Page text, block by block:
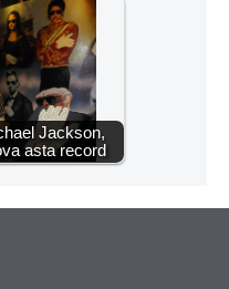
Jackson,
asta record